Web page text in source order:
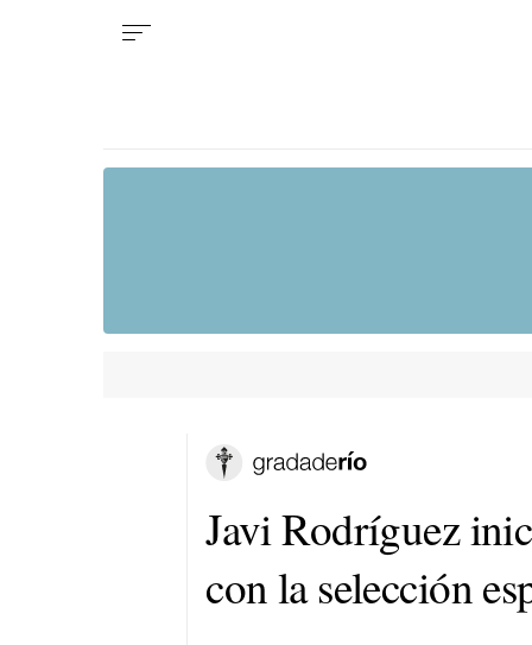
Javi Rodríguez
con la selección